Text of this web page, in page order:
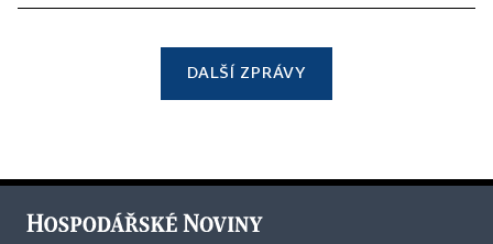
DALŠÍ ZPRÁVY